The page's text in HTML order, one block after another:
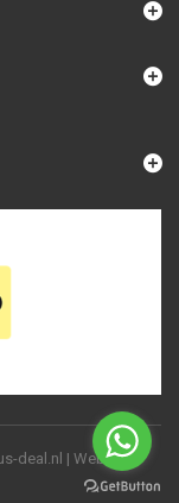
deal.nl | Website